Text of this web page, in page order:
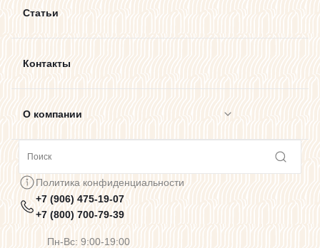
Статьи
Контакты
О компании
Предупреждения о цветопередаче
Политика конфиденциальности
+7 (906) 475-19-07
+7 (800) 700-79-39
Пн-Вс: 9:00-19:00